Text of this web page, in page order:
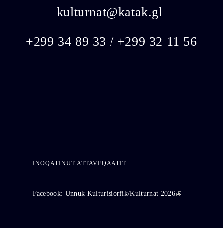
kulturnat@katak.gl
+299 34 89 33 / +299 32 11 56
INOQATINUT ATTAVEQAATIT
Facebook: Unnuk Kulturisiorfik/Kulturnat 2026(link is